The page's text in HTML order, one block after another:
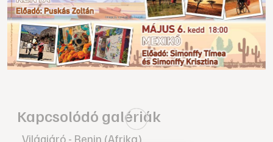
Kapcsolódó galériák
Világjáró - Benin (Afrika)